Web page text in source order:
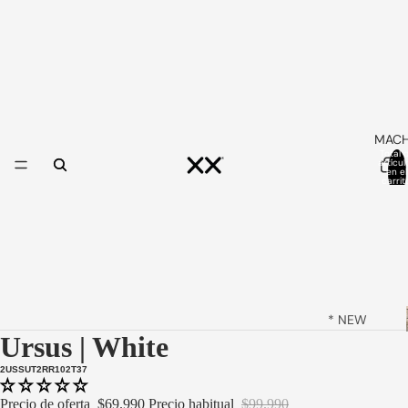
* NEW
Total
en el
Ursus | White
2USSUT2RR102T37
Precio de oferta $69.990 Precio habitual $99.990